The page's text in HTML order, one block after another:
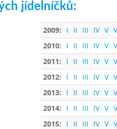
jídelníčků:
2009: I II III IV V
2010:
I II III IV V
2011:
I II III IV V
2012:
I II III IV V
2013:
I II III IV V
2014:
I II III IV V
2015:
I II III IV V